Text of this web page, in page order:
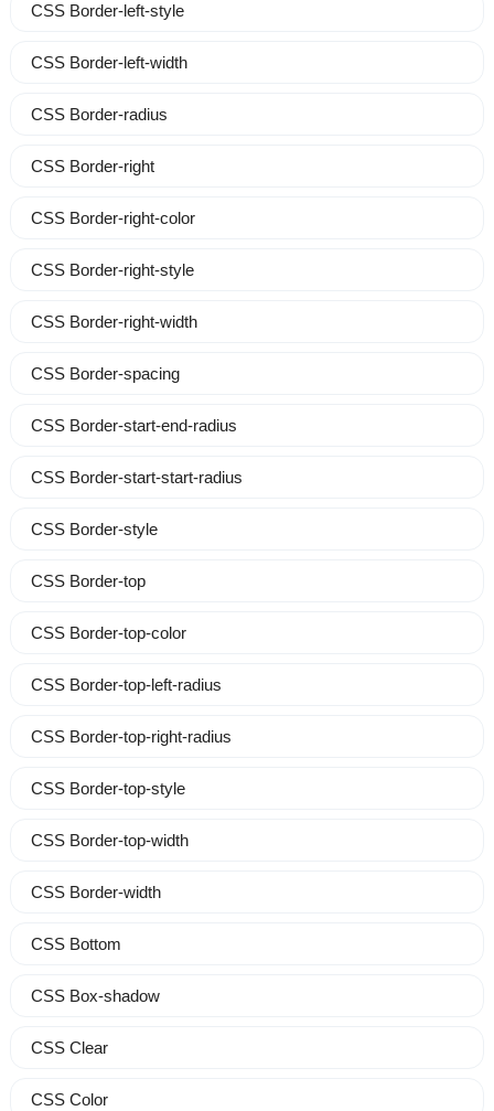
CSS Border-left-style
CSS Border-left-width
CSS Border-radius
CSS Border-right
CSS Border-right-color
CSS Border-right-style
CSS Border-right-width
CSS Border-spacing
CSS Border-start-end-radius
CSS Border-start-start-radius
CSS Border-style
CSS Border-top
CSS Border-top-color
CSS Border-top-left-radius
CSS Border-top-right-radius
CSS Border-top-style
CSS Border-top-width
CSS Border-width
CSS Bottom
CSS Box-shadow
CSS Clear
CSS Color